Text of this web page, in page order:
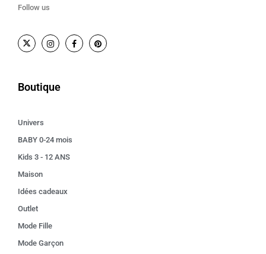
Follow us
Boutique
Univers
BABY 0-24 mois
Kids 3 - 12 ANS
Maison
Idées cadeaux
Outlet
Mode Fille
Mode Garçon